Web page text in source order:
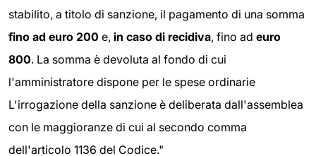
stabilito, a titolo di sanzione, il pagamento di una somma
fino ad euro 200 e, in caso di recidiva, fino ad euro
800. La somma è devoluta al fondo di cui
l'amministratore dispone per le spese ordinarie
L'irrogazione della sanzione è deliberata dall'assemblea
con le maggioranze di cui al secondo comma
dell'articolo 1136 del Codice."